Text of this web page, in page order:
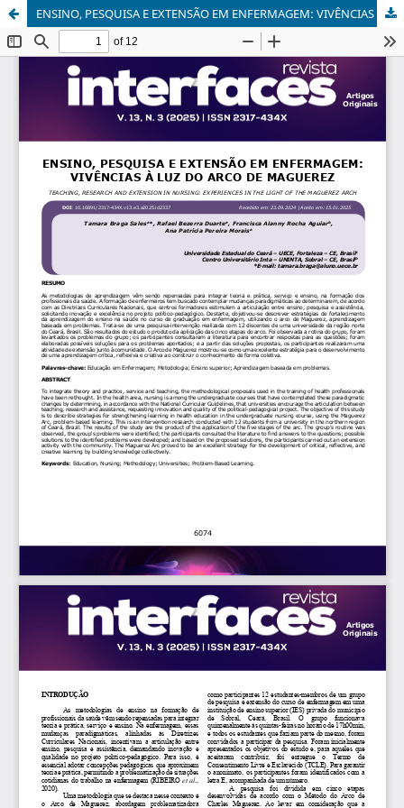
ENSINO, PESQUISA E EXTENSÃO EM ENFERMAGEM: VIVÊNCIAS À LUZ DO ARCO DE MAGUEREZ